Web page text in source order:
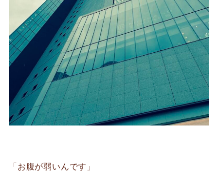
「お腹が弱いんです」